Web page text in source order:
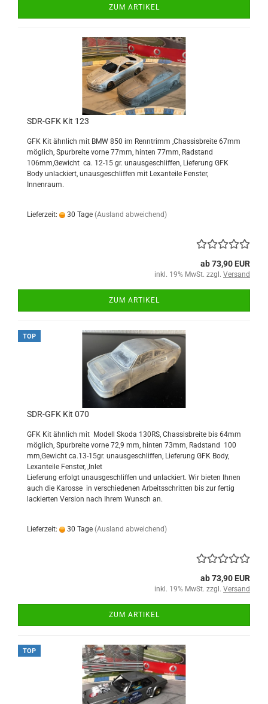
ZUM ARTIKEL
SDR-GFK Kit 123
GFK Kit ähnlich mit BMW 850 im Renntrimm ,Chassisbreite 67mm
möglich, Spurbreite vorne 77mm, hinten 77mm, Radstand
106mm,Gewicht ca. 12-15 gr. unausgeschliffen, Lieferung GFK
Body unlackiert, unausgeschliffen mit Lexanteile Fenster,
Innenraum.
Lieferzeit: 30 Tage (Ausland abweichend)
ab 73,90 EUR
inkl. 19% MwSt. zzgl. Versand
ZUM ARTIKEL
TOP
SDR-GFK Kit 070
GFK Kit ähnlich mit Modell Skoda 130RS, Chassisbreite bis 64mm
möglich, Spurbreite vorne 72,9 mm, hinten 73mm, Radstand 100
mm,Gewicht ca.13-15gr. unausgeschliffen, Lieferung GFK Body,
Lexanteile Fenster, ,Inlet
Lieferung erfolgt unausgeschliffen und unlackiert. Wir bieten Ihnen
auch die Karosse in verschiedenen Arbeitsschritten bis zur fertig
lackierten Version nach Ihrem Wunsch an.
Lieferzeit: 30 Tage (Ausland abweichend)
ab 73,90 EUR
inkl. 19% MwSt. zzgl. Versand
ZUM ARTIKEL
TOP